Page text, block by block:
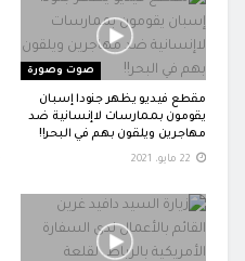
صوت وصورة
مقطع فيديو يظهر جنودا إسبان
يقومون بممارسات لاإنسانية ضد
مهاجرين ويلقون بهم في البحر!!